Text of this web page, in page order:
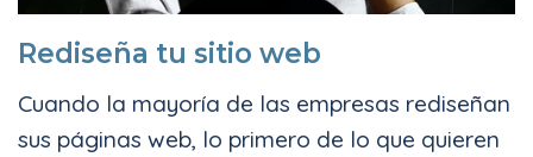
Rediseña tu sitio web
Cuando la mayoría de las empresas rediseñan
sus páginas web, lo primero de lo que quieren